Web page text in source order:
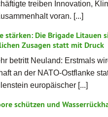
treiben Innovation,
voran. [...]
stärken: Die Brigade Litauen
Zusagen statt mit Druck
betritt Neuland: Erstmals
an der NATO-Ostflanke
europäischer [...]
schützen und